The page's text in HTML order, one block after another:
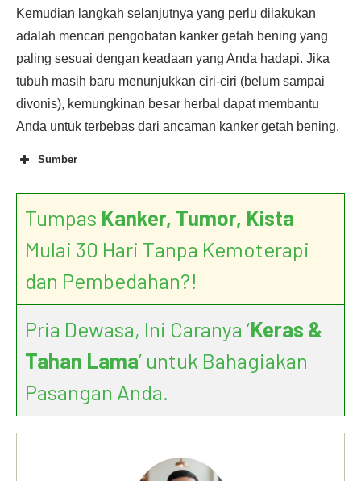
Kemudian langkah selanjutnya yang perlu dilakukan
adalah mencari pengobatan kanker getah bening yang
paling sesuai dengan keadaan yang Anda hadapi. Jika
tubuh masih baru menunjukkan ciri-ciri (belum sampai
divonis), kemungkinan besar herbal dapat membantu
Anda untuk terbebas dari ancaman kanker getah bening.
Sumber
Tumpas Kanker, Tumor, Kista
Mulai 30 Hari Tanpa Kemoterapi
dan Pembedahan?!
Pria Dewasa, Ini Caranya ‘Keras &
Tahan Lama’ untuk Bahagiakan
Pasangan Anda.